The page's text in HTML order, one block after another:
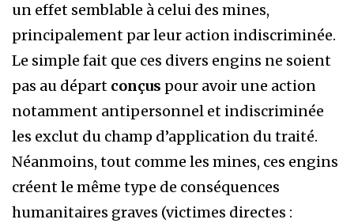
un effet semblable à celui des mines,
principalement par leur action indiscriminée.
Le simple fait que ces divers engins ne soient
pas au départ conçus pour avoir une action
notamment antipersonnel et indiscriminée
les exclut du champ d’application du traité.
Néanmoins, tout comme les mines, ces engins
créent le même type de conséquences
humanitaires graves (victimes directes :